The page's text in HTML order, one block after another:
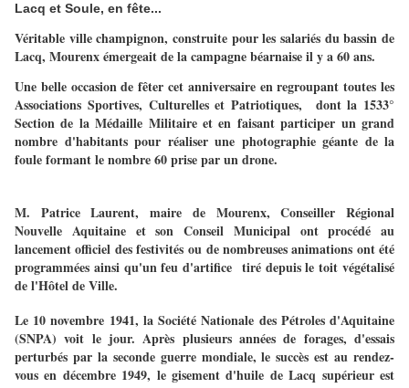
Lacq et Soule, en fête...
Véritable ville champignon, construite pour les salariés du bassin de
Lacq, Mourenx émergeait de la campagne béarnaise il y a 60 ans.
Une belle occasion de fêter cet anniversaire en regroupant toutes les
Associations Sportives, Culturelles et Patriotiques, dont la 1533°
Section de la Médaille Militaire et en faisant participer un grand
nombre d'habitants pour réaliser une photographie géante de la
foule formant le nombre 60 prise par un drone.
M. Patrice Laurent, maire de Mourenx, Conseiller Régional
Nouvelle Aquitaine et son Conseil Municipal ont procédé au
lancement officiel des festivités ou de nombreuses animations ont été
programmées ainsi qu'un feu d'artifice tiré depuis le toit végétalisé
de l'Hôtel de Ville.
Le 10 novembre 1941, la Société Nationale des Pétroles d'Aquitaine
(SNPA) voit le jour. Après plusieurs années de forages, d'essais
perturbés par la seconde guerre mondiale, le succès est au rendez-
vous en décembre 1949, le gisement d'huile de Lacq supérieur est